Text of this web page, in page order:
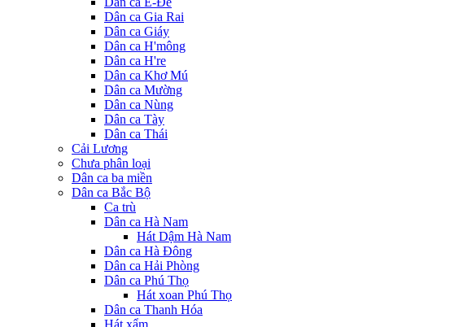
Dân ca Gia Rai
Dân ca Giáy
Dân ca H'mông
Dân ca H're
Dân ca Khơ Mú
Dân ca Mường
Dân ca Nùng
Dân ca Tày
Dân ca Thái
Cải Lương
Chưa phân loại
Dân ca ba miền
Dân ca Bắc Bộ
Ca trù
Dân ca Hà Nam
Hát Dậm Hà Nam
Dân ca Hà Đông
Dân ca Hải Phòng
Dân ca Phú Thọ
Hát xoan Phú Thọ
Dân ca Thanh Hóa
Hát xẩm